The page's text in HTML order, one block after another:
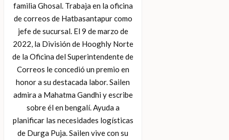
familia Ghosal. Trabaja en la oficina
de correos de Hatbasantapur como
jefe de sucursal. El 9 de marzo de
2022, la División de Hooghly Norte
de la Oficina del Superintendente de
Correos le concedió un premio en
honor a su destacada labor. Sailen
admira a Mahatma Gandhi y escribe
sobre él en bengalí. Ayuda a
planificar las necesidades logísticas
de Durga Puja. Sailen vive con su